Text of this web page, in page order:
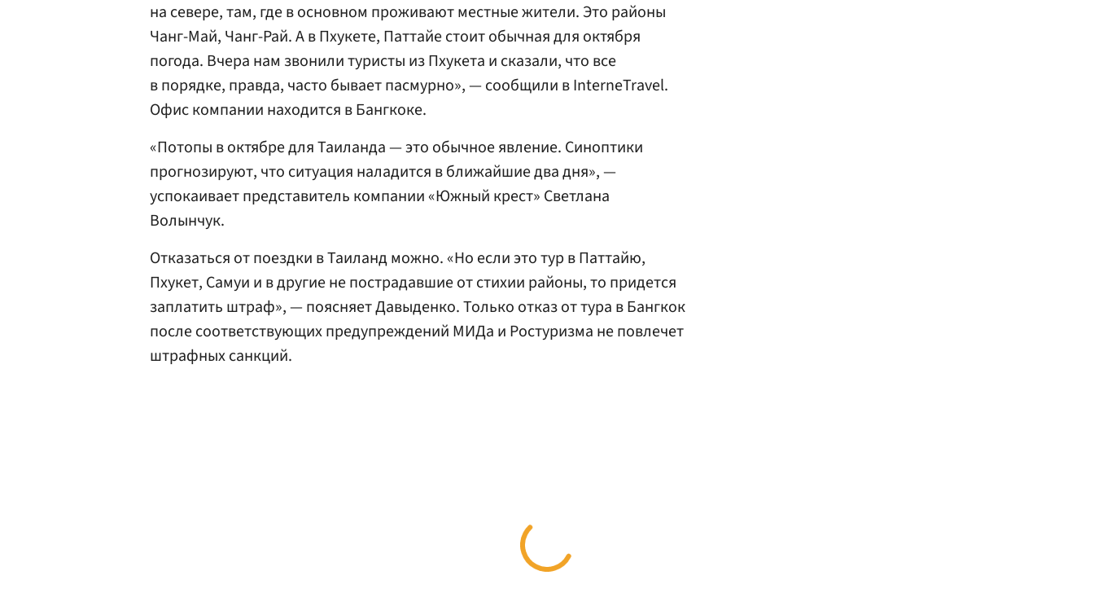
на севере, там, где в основном проживают местные жители. Это районы
Чанг-Май, Чанг-Рай. А в Пхукете, Паттайе стоит обычная для октября
погода. Вчера нам звонили туристы из Пхукета и сказали, что все
в порядке, правда, часто бывает пасмурно», — сообщили в InterneTravel.
Офис компании находится в Бангкоке.
«Потопы в октябре для Таиланда — это обычное явление. Синоптики
прогнозируют, что ситуация наладится в ближайшие два дня», —
успокаивает представитель компании «Южный крест» Светлана
Волынчук.
Отказаться от поездки в Таиланд можно. «Но если это тур в Паттайю,
Пхукет, Самуи и в другие не пострадавшие от стихии районы, то придется
заплатить штраф», — поясняет Давыденко. Только отказ от тура в Бангкок
после соответствующих предупреждений МИДа и Ростуризма не повлечет
штрафных санкций.